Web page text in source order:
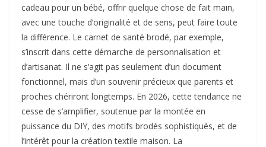
cadeau pour un bébé, offrir quelque chose de fait main,
avec une touche d’originalité et de sens, peut faire toute
la différence. Le carnet de santé brodé, par exemple,
s’inscrit dans cette démarche de personnalisation et
d’artisanat. Il ne s’agit pas seulement d’un document
fonctionnel, mais d’un souvenir précieux que parents et
proches chériront longtemps. En 2026, cette tendance ne
cesse de s’amplifier, soutenue par la montée en
puissance du DIY, des motifs brodés sophistiqués, et de
l’intérêt pour la création textile maison. La